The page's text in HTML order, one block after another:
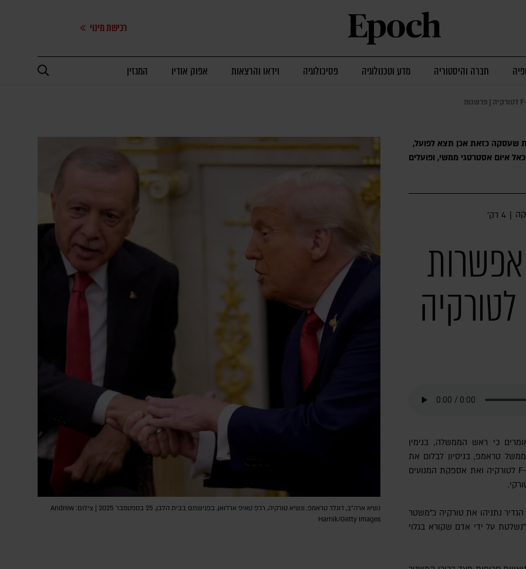
רכישת מינוי
חברה והיסטוריה מדע וטכנולוגיה פסיכולוגיה וידאו והרצאות אפוק אודיו המגזין
שעסקה כזאת אכן תצא לפועל,
איום אסטרטגי ממשי, ופועלים
| 4 דק׳
למכירת מטוסי F-35 לטורקיה
כי ראש הממשלה, בנימין
טראמפ, בניסיון לבלום את
האפשרות למכירת מטוסי הקרב F-35 לטורקיה ואת אספקת המנועים
נתניהו את טורקיה כ"משטר
על ידי אדם שקורא בגלוי
נשיא ארה"ב, דונלד טראמפ, ונשיא טורקיה, רג'פ טאיפ ארדואן, בפגישתם בבית הלבן, 25 בספטמבר 2025 | צילום: Andrew
Harnik/Getty Images